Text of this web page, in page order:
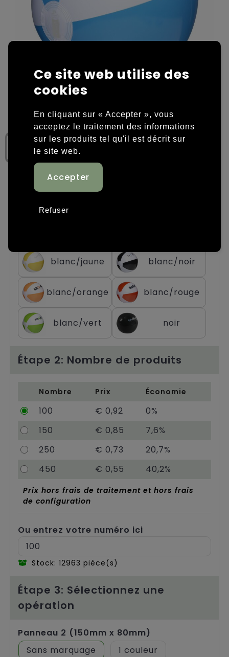
Housses et sacoches ordinateurs portables
Overige tassen
Sacs en papier
Sacs promotionnels
Sacs de voyage
Sacs à dos
Sacs porté épaule
Sacs de plage
Tassen voor sport
Overige kleding
Polos
Sweaters personnalisés
T-shirts personnalisés
Vestes personnalisées
Chaussures personnalisées
Étape 1: Choisissez une couleur
blanc/jaune blanc/noir
blanc/orange blanc/rouge
blanc/vert noir
Étape 2: Nombre de produits
Nombre Prix Économie
100 € 0,92
0%
150
€ 0,85
7,6%
250
€ 0,73
20,7%
450
€ 0,55 40,2%
Ou entrez votre numéro ici
Stock: 12963 pièce(s)
Prix hors frais de traitement et hors frais
de configuration
Étape 3: Sélectionnez une
opération
Panneau 2 (150mm x 80mm)
Sans marquage
1
Ce site web utilise des
cookies
En cliquant sur « Accepter », vous
acceptez le traitement des informations
sur les produits tel qu'il est décrit sur
le site web.
Refuser